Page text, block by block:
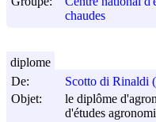
chaudes
De:
Scotto di Rinaldi
Objet:
le diplôme
d'études
diplome